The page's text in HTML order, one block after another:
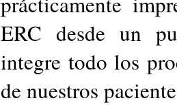
ERC desde un
integre todo los
de nuestros